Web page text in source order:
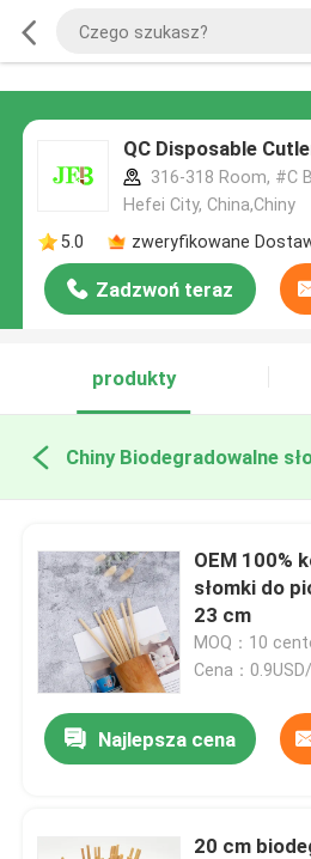
QC Disposable
316-318 Room, #C
Hefei City, China,Chiny
5.0
zweryfikowane
Zadzwoń teraz
produkty
Chiny Biodegradowalne
OEM 100%
słomki do
23 cm
MOQ：10
Cena：
Najlepsza cena
20 cm